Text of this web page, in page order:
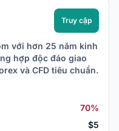
Truy cập
với hơn 25 năm kinh
hợp độc đáo giao
và CFD tiêu chuẩn.
70%
$5